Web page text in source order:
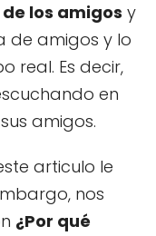
los amigos y
de amigos y lo
real. Es decir,
en
amigos.
articulo le
nos
¿Por qué